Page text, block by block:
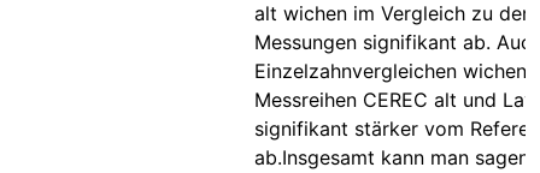
alt wichen im Vergleich zu den
Messungen signifikant ab.
Einzelzahnvergleichen wichen
Messreihen CEREC alt und
signifikant stärker vom
ab.Insgesamt kann man sagen,